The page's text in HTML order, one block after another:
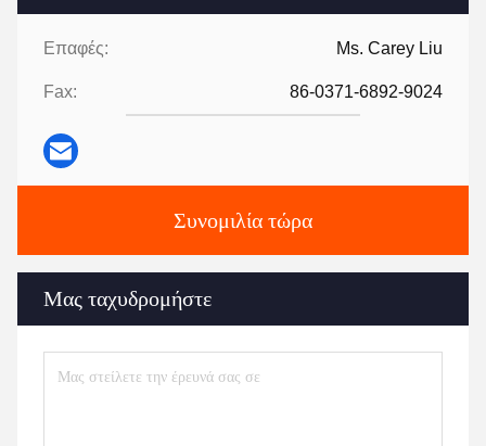
Επαφές: Ms. Carey Liu
Fax: 86-0371-6892-9024
Συνομιλία τώρα
Μας ταχυδρομήστε